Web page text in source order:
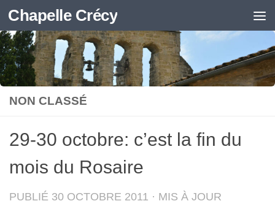
Skip to content
Chapelle Crécy
NON CLASSÉ
29-30 octobre: c’est la fin du
mois du Rosaire
PUBLIÉ 30 OCTOBRE 2011 · MIS À JOUR